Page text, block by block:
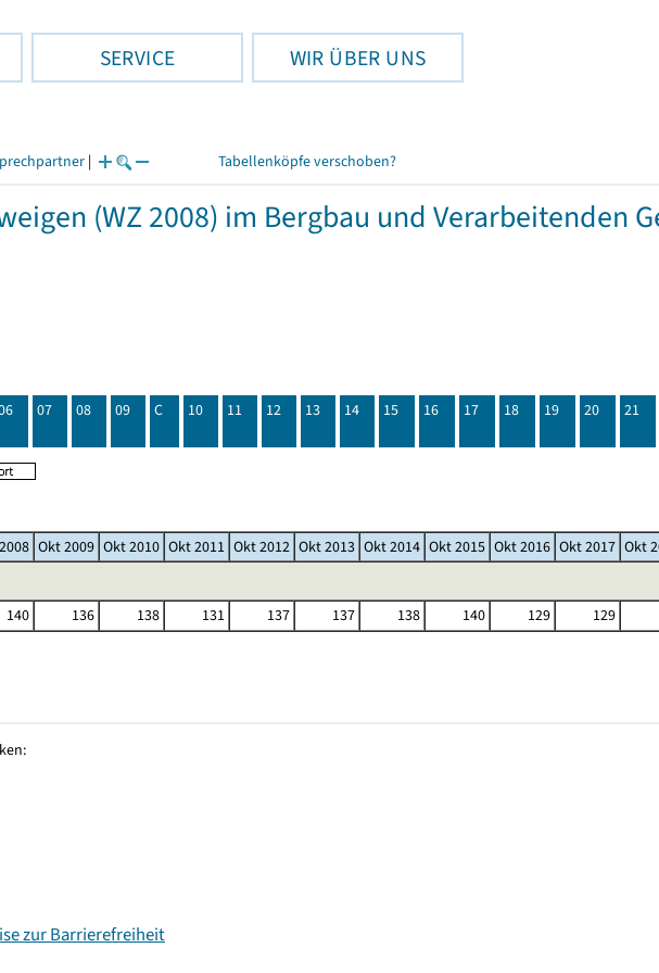
SERVICE WIR ÜBER UNS
| Tabellenköpfe verschoben?
(WZ 2008) im Bergbau und Verarbeitenden
07 08 09 C 10 11 12 13 14 15 16 17 18 19 20 21
Okt 2009 Okt 2010 Okt 2011 Okt 2012 Okt 2013 Okt 2014 Okt 2015 Okt 2016 Okt 2017 Okt
140 136 138 131 137 137 138 140 129 129
zur Barrierefreiheit